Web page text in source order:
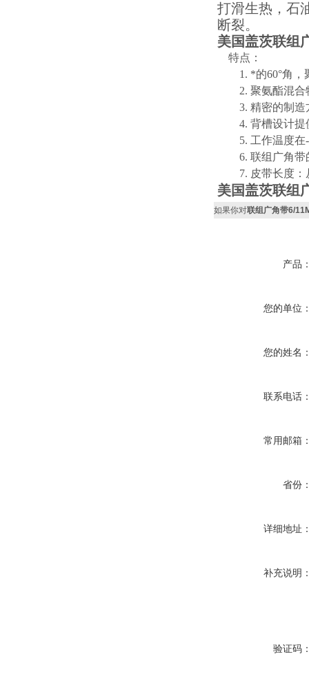
打滑生热，石
断裂。
美国盖茨联组
特点：
1. *的60°角，聚
2. 聚氨酯混合
3. 精密的制造
4. 背槽设计提
5. 工作温度在-
6. 联组广角带的
7. 皮带长度：
美国盖茨联组
如果你对联组广角带6/
产品
您的单位
您的姓名
联系电话
常用邮箱
省份
详细地址
补充说明
验证码